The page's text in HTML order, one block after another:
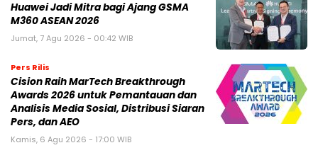
Huawei Jadi Mitra bagi Ajang GSMA
M360 ASEAN 2026
Jumat, 7 Agu 2026 - 00:42 WIB
Pers Rilis
Cision Raih MarTech Breakthrough
Awards 2026 untuk Pemantauan dan
Analisis Media Sosial, Distribusi Siaran
Pers, dan AEO
Kamis, 6 Agu 2026 - 17:00 WIB